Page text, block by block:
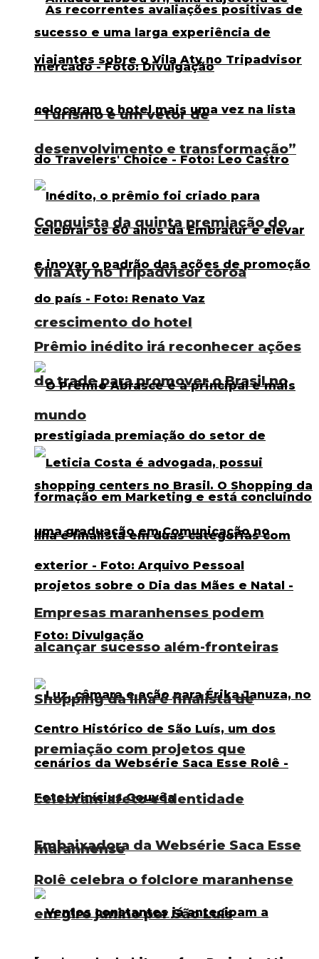
“Turismo é um vetor de
desenvolvimento e transformação”
Prêmio inédito irá reconhecer ações
do trade para promover o Brasil no
mundo
Empresas maranhenses podem
alcançar sucesso além-fronteiras
Embaixadora da Websérie Saca Esse
Rolê celebra o folclore maranhense
em giro junino por São Luís
Conquista da quinta premiação do
Vila Aty no Tripadvisor coroa
crescimento do hotel
Shopping da Ilha é finalista de
premiação com projetos que
celebram afeto e identidade
maranhense